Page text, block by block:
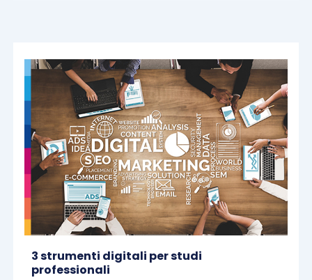
3 strumenti digitali per studi
professionali